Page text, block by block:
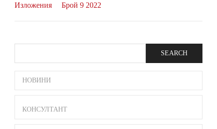
Изложения Брой 9 2022
SIDE
BAR
MENU
НОВИНИ
КОНСУЛТАНТ